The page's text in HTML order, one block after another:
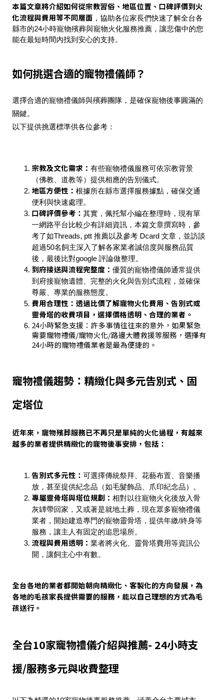
本篇文章將介紹如何從宗教習俗、地區位置、口碑評價到火
化流程與費用等不同層面 ，協助各位家長們快速了解全台各
縣市的24小時寵物殯葬與寵物火化服務推薦，讓悲傷中的您
能在最短時間內找到安心的支持。
如何挑選合適的寵物禮儀師？
選擇合適的寵物禮儀師與殯葬團隊，是確保寵物後事圓滿的
關鍵。
以下提供挑選標準供各位參考：
宗教及文化需求： 有些寵物禮儀服務可依宗教背景
（佛教、道教等）提供相應的告別儀式。
地區方便性： 根據所在縣市選擇服務據點，確保交通
便利與快速處理。
口碑評價參考： 其實，佩托幫小編在整理時，現有單
一網路平台比較少有詳細資訊，本篇文章撰寫時，參
考了如Threads, ptt 推薦以及參考 Dcard 文章，並訪談
超過50名飼主深入了解各家業者誠信度與服務品質
後，最後比對google 評論做整理。
到府接送與流程完整度： 優質的寵物禮儀師通常提供
到府接寵物遺體、完整的火化與告別式流程，並確保
尊嚴、專業的服務態度。
費用合理性：透過比價了解寵物火化費用、告別式或
靈骨塔的收費項目，選擇價格透明、合理的業者。
24小時緊急支援：許多事情往往來的意外，如果緊急
需要寵物禮儀/寵物火化/路邊大體救援等服務，選擇有
24小時的寵物禮儀業者是最為便捷的。
寵物禮儀趨勢：精緻化與多元告別式、固
定塔位
近年來，寵物殯葬服務已不再只是單純的火化過程，有越來
越多的業者提供精緻化的寵物後事安排，包括：
告別式多元性： 可選擇傳統祭拜、花藝布置、音樂播
放，甚至提供紀念品（如毛髮飾品、爪印紀念品）。
專屬靈骨塔與塔位規劃： 相對以往寵物火化後放入骨
灰罈帶回家，又或著是就地土葬，現在眾多寵物禮儀
業者，開始建造專門的寵物靈骨塔，提供年繳/終身等
服務，讓主人有固定的追思場所。
流程與費用透明： 業者將火化、靈骨塔費用等資訊公
開，讓飼主心中有數。
全台各地的業者都開始朝向精緻化、客製化的方向發展，為
各地的毛孩家長提供需要的服務，能以自己理想的方式為毛
孩送行。
全台10家寵物禮儀介紹與推薦- 24小時支
援/服務多元與收費整理